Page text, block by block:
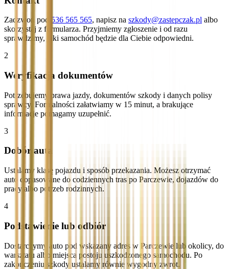
Zadzwoń pod 536 565 565, napisz na szkody@zastepczak.pl albo
skorzystaj z formularza. Przyjmiemy zgłoszenie i od razu
sprawdzimy, jaki samochód będzie dla Ciebie odpowiedni.
2
Weryfikacja dokumentów
Potrzebujemy prawa jazdy, dokumentów szkody i danych polisy
sprawcy. Formalności załatwiamy w 15 minut, a brakujące
informacje pomagamy uzupełnić.
3
Dobór auta
Ustalamy klasę pojazdu i sposób przekazania. Możesz otrzymać
auto dopasowane do codziennych tras po Parczewie, dojazdów do
pracy albo potrzeb rodzinnych.
4
Podstawienie lub odbiór
Dostarczymy auto pod wskazany adres w Parczewie lub okolicy, do
warsztatu albo miejsca postoju uszkodzonego samochodu. Po
zakończeniu szkody ustalamy równie wygodny zwrot.